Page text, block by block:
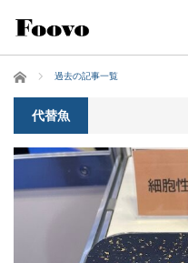
ホーム 過去の記事一覧
代替魚